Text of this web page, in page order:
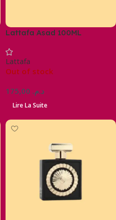
Lattafa Asad 100ML
Lattafa
Out of stock
د.م.
Lire La Suite